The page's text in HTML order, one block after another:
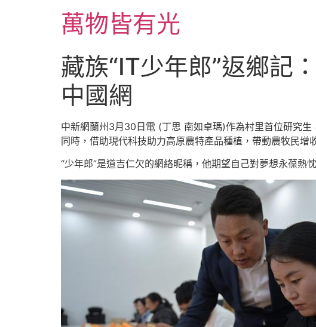
萬物皆有光
藏族“IT少年郎”返鄉記
中國網
中新網蘭州3月30日電 (丁思 南如卓瑪)作為村里首位研究
同時，借助現代科技助力高原農特產品種植，帶動農牧民增
“少年郎”是道吉仁欠的網絡昵稱，他期望自己對夢想永葆熱